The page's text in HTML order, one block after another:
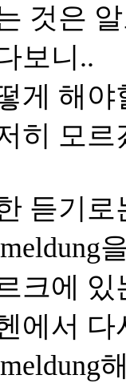
것은
보니..
게 해
히 모르
듣기
크에 있
에서